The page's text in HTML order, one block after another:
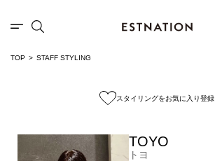
TOP STAFF STYLING
スタイリングをお気に入り登録
TOYO
トヨ